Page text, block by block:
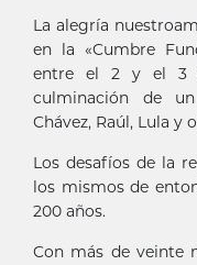
La alegría
en la «Cumbre
entre el 2 y el 3
culminación de
Chávez, Raúl, Lula y
Los desafíos de la
los mismos de
200 años.
Con más de veinte